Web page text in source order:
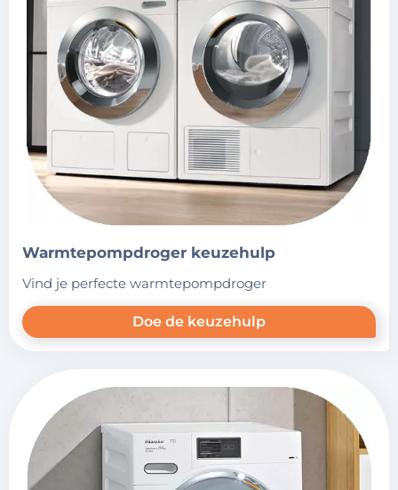
warmtepompdroger keuzehulp
vind je perfecte warmtepompdroger
Doe de keuzehulp